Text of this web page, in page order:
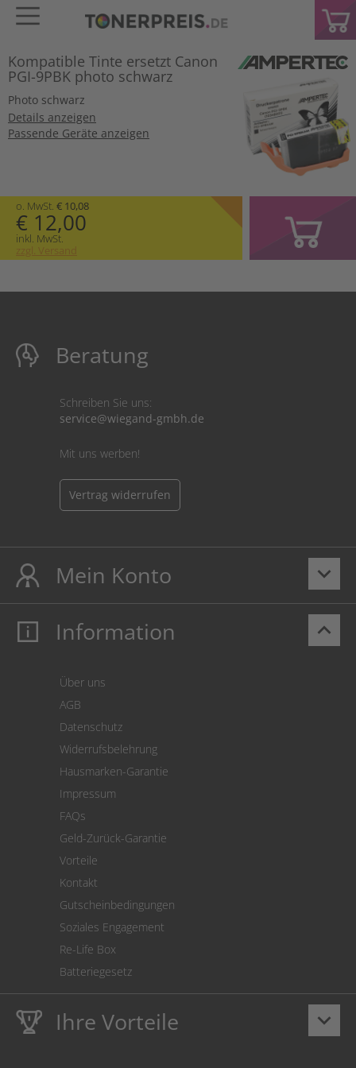
Kompatible Tinte ersetzt Canon
PGI-9PBK photo schwarz
Photo schwarz
Details anzeigen
Passende Geräte anzeigen
o. MwSt. € 10,08
€ 12,00
inkl. MwSt.
zzgl. Versand
Beratung
Schreiben Sie uns:
service@wiegand-gmbh.de
Mit uns werben!
Vertrag widerrufen
keyboard_arrow_down
Mein Konto
Mein Konto
Cookie Einstellungen
keyboard_arrow_up
Information
Über uns
AGB
Datenschutz
Widerrufsbelehrung
Hausmarken-Garantie
Impressum
FAQs
Geld-Zurück-Garantie
Vorteile
Kontakt
Gutscheinbedingungen
Soziales Engagement
Re-Life Box
Batteriegesetz
keyboard_arrow_down
Ihre Vorteile